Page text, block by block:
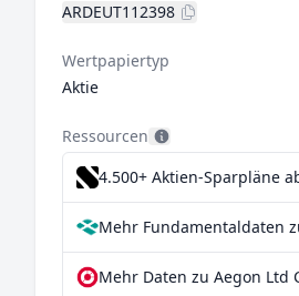
ARDEUT112398
Wertpapiertyp
Aktie
Ressourcen
4.500+ Aktien-Sparpläne
Mehr Fundamentaldaten
Mehr Daten zu Aegon Ltd